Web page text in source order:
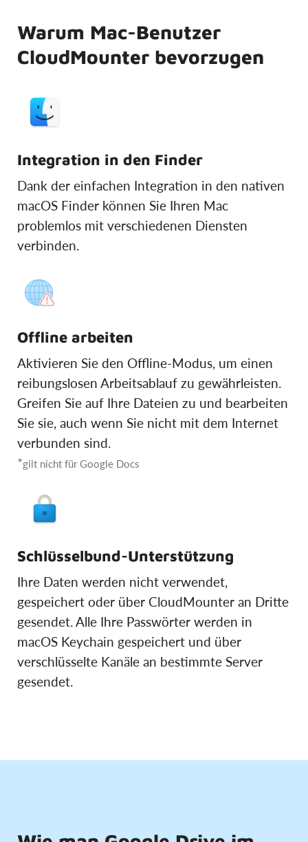
Warum Mac-Benutzer
CloudMounter bevorzugen
Integration in den Finder
Dank der einfachen Integration in den nativen
macOS Finder können Sie Ihren Mac
problemlos mit verschiedenen Diensten
verbinden.
Offline arbeiten
Aktivieren Sie den Offline-Modus, um einen
reibungslosen Arbeitsablauf zu gewährleisten.
Greifen Sie auf Ihre Dateien zu und bearbeiten
Sie sie, auch wenn Sie nicht mit dem Internet
verbunden sind.
*gilt nicht für Google Docs
Schlüsselbund-Unterstützung
Ihre Daten werden nicht verwendet,
gespeichert oder über CloudMounter an Dritte
gesendet. Alle Ihre Passwörter werden in
macOS Keychain gespeichert und über
verschlüsselte Kanäle an bestimmte Server
gesendet.